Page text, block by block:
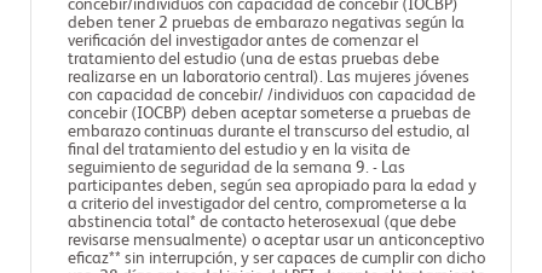
concebir/individuos con capacidad de concebir (IOCBP)
deben tener 2 pruebas de embarazo negativas según la
verificación del investigador antes de comenzar el
tratamiento del estudio (una de estas pruebas debe
realizarse en un laboratorio central). Las mujeres jóvenes
con capacidad de concebir/ /individuos con capacidad de
concebir (IOCBP) deben aceptar someterse a pruebas de
embarazo continuas durante el transcurso del estudio, al
final del tratamiento del estudio y en la visita de
seguimiento de seguridad de la semana 9. - Las
participantes deben, según sea apropiado para la edad y
a criterio del investigador del centro, comprometerse a la
abstinencia total* de contacto heterosexual (que debe
revisarse mensualmente) o aceptar usar un anticonceptivo
eficaz** sin interrupción, y ser capaces de cumplir con dicho